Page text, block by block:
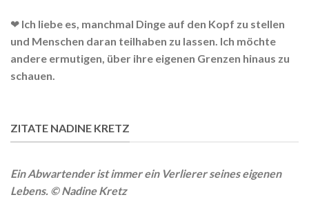
❤ Ich liebe es, manchmal Dinge auf den Kopf zu stellen
und Menschen daran teilhaben zu lassen. Ich möchte
andere ermutigen, über ihre eigenen Grenzen hinaus zu
schauen.
ZITATE NADINE KRETZ
Ein Abwartender ist immer ein Verlierer seines eigenen
Lebens. © Nadine Kretz